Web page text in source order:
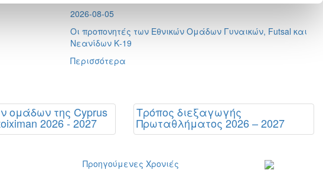
2026-08-05
Οι προπονητές των Εθνικών Ομάδων Γυναικών, Futsal και
Νεανίδων Κ-19
Περισσότερα
ομάδων της Cyprus
2026 - 2027
Τρόπος διεξαγωγής
Πρωταθλήματος 2026 – 2027
Προηγούμενες Χρονιές